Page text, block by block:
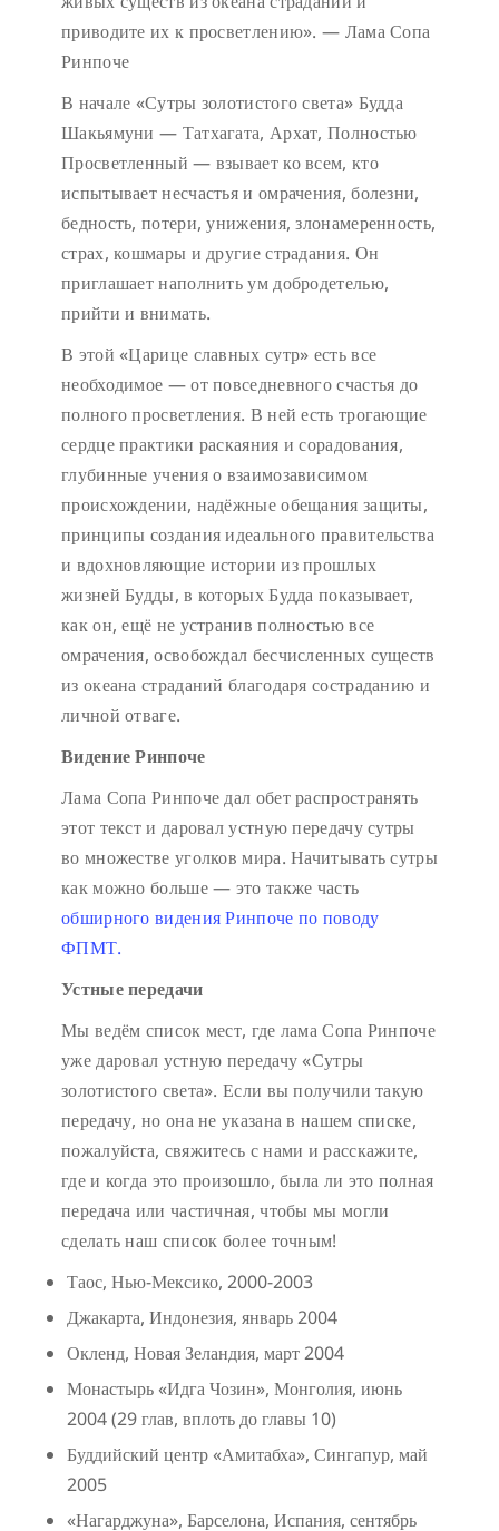
приводите их к просветлению». — Лама Сопа
Ринпоче
В начале «Сутры золотистого света» Будда
Шакьямуни — Татхагата, Архат, Полностью
Просветленный — взывает ко всем, кто
испытывает несчастья и омрачения, болезни,
бедность, потери, унижения, злонамеренность,
страх, кошмары и другие страдания. Он
приглашает наполнить ум добродетелью,
прийти и внимать.
В этой «Царице славных сутр» есть все
необходимое — от повседневного счастья до
полного просветления. В ней есть трогающие
сердце практики раскаяния и сорадования,
глубинные учения о взаимозависимом
происхождении, надёжные обещания защиты,
принципы создания идеального правительства
и вдохновляющие истории из прошлых
жизней Будды, в которых Будда показывает,
как он, ещё не устранив полностью все
омрачения, освобождал бесчисленных существ
из океана страданий благодаря состраданию и
личной отваге.
Видение Ринпоче
Лама Сопа Ринпоче дал обет распространять
этот текст и даровал устную передачу сутры
во множестве уголков мира. Начитывать сутры
как можно больше — это также часть
обширного видения Ринпоче по поводу
ФПМТ.
Устные передачи
Мы ведём список мест, где лама Сопа Ринпоче
уже даровал устную передачу «Сутры
золотистого света». Если вы получили такую
передачу, но она не указана в нашем списке,
пожалуйста, свяжитесь с нами и расскажите,
где и когда это произошло, была ли это полная
передача или частичная, чтобы мы могли
сделать наш список более точным!
Таос, Нью-Мексико, 2000-2003
Джакарта, Индонезия, январь 2004
Окленд, Новая Зеландия, март 2004
Монастырь «Идга Чозин», Монголия, июнь
2004 (29 глав, вплоть до главы 10)
Буддийский центр «Амитабха», Сингапур, май
2005
«Нагарджуна», Барселона, Испания, сентябрь